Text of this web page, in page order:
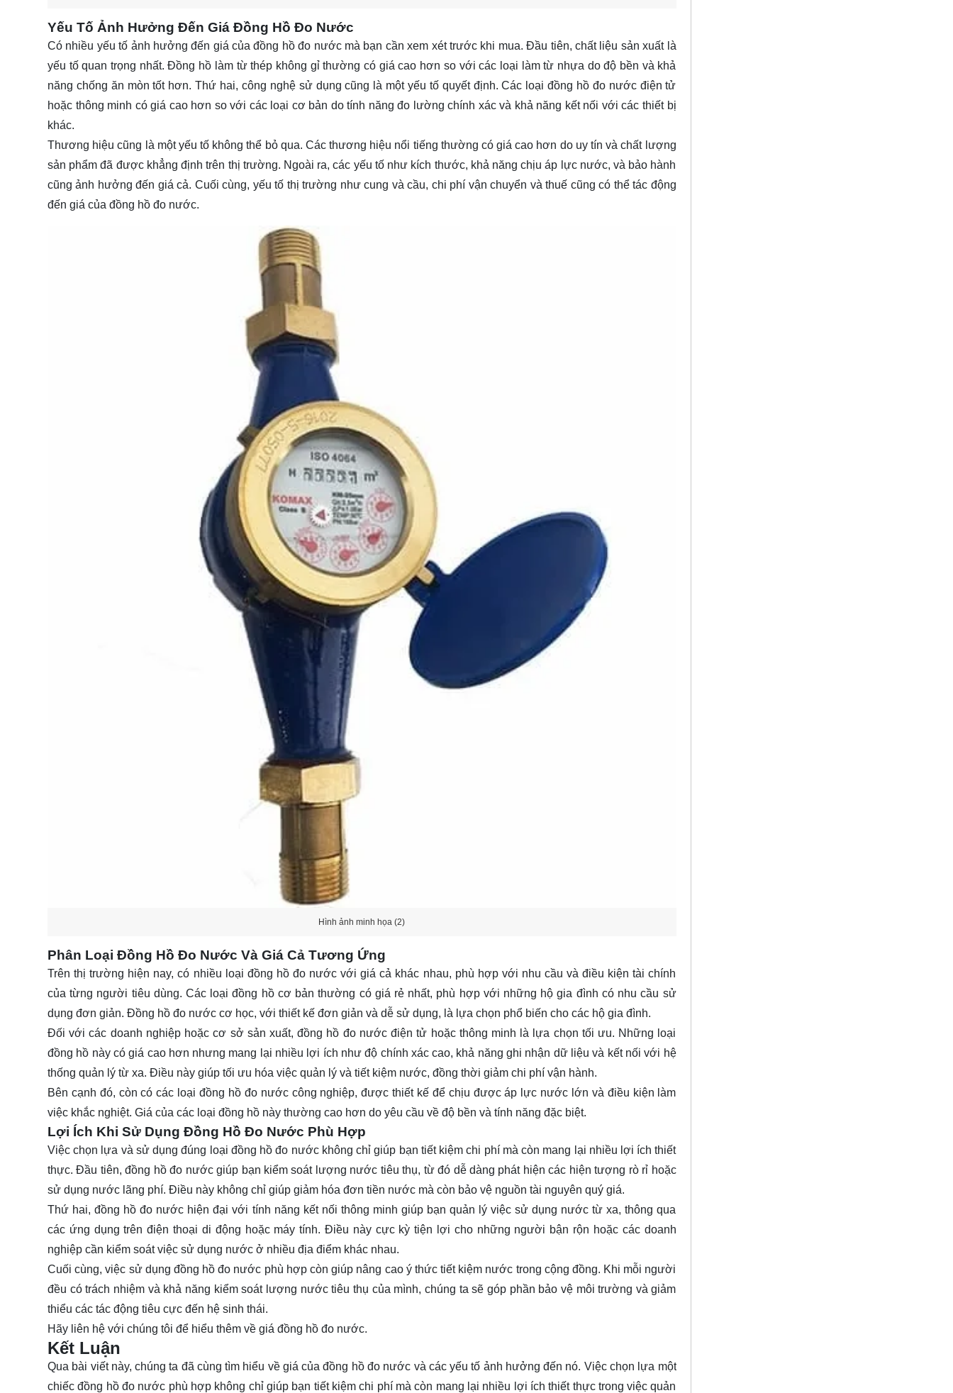
Yếu Tố Ảnh Hưởng Đến Giá Đồng Hồ Đo Nước
Có nhiều yếu tố ảnh hưởng đến giá của đồng hồ đo nước mà bạn cần xem xét trước khi mua. Đầu tiên, chất liệu sản xuất là
yếu tố quan trọng nhất. Đồng hồ làm từ thép không gỉ thường có giá cao hơn so với các loại làm từ nhựa do độ bền và khả
năng chống ăn mòn tốt hơn. Thứ hai, công nghệ sử dụng cũng là một yếu tố quyết định. Các loại đồng hồ đo nước điện tử
hoặc thông minh có giá cao hơn so với các loại cơ bản do tính năng đo lường chính xác và khả năng kết nối với các thiết bị
khác.
Thương hiệu cũng là một yếu tố không thể bỏ qua. Các thương hiệu nổi tiếng thường có giá cao hơn do uy tín và chất lượng
sản phẩm đã được khẳng định trên thị trường. Ngoài ra, các yếu tố như kích thước, khả năng chịu áp lực nước, và bảo hành
cũng ảnh hưởng đến giá cả. Cuối cùng, yếu tố thị trường như cung và cầu, chi phí vận chuyển và thuế cũng có thể tác động
đến giá của đồng hồ đo nước.
Hình ảnh minh họa (2)
Phân Loại Đồng Hồ Đo Nước Và Giá Cả Tương Ứng
Trên thị trường hiện nay, có nhiều loại đồng hồ đo nước với giá cả khác nhau, phù hợp với nhu cầu và điều kiện tài chính
của từng người tiêu dùng. Các loại đồng hồ cơ bản thường có giá rẻ nhất, phù hợp với những hộ gia đình có nhu cầu sử
dụng đơn giản. Đồng hồ đo nước cơ học, với thiết kế đơn giản và dễ sử dụng, là lựa chọn phổ biến cho các hộ gia đình.
Đối với các doanh nghiệp hoặc cơ sở sản xuất, đồng hồ đo nước điện tử hoặc thông minh là lựa chọn tối ưu. Những loại
đồng hồ này có giá cao hơn nhưng mang lại nhiều lợi ích như độ chính xác cao, khả năng ghi nhận dữ liệu và kết nối với hệ
thống quản lý từ xa. Điều này giúp tối ưu hóa việc quản lý và tiết kiệm nước, đồng thời giảm chi phí vận hành.
Bên cạnh đó, còn có các loại đồng hồ đo nước công nghiệp, được thiết kế để chịu được áp lực nước lớn và điều kiện làm
việc khắc nghiệt. Giá của các loại đồng hồ này thường cao hơn do yêu cầu về độ bền và tính năng đặc biệt.
Lợi Ích Khi Sử Dụng Đồng Hồ Đo Nước Phù Hợp
Việc chọn lựa và sử dụng đúng loại đồng hồ đo nước không chỉ giúp bạn tiết kiệm chi phí mà còn mang lại nhiều lợi ích thiết
thực. Đầu tiên, đồng hồ đo nước giúp bạn kiểm soát lượng nước tiêu thụ, từ đó dễ dàng phát hiện các hiện tượng rò rỉ hoặc
sử dụng nước lãng phí. Điều này không chỉ giúp giảm hóa đơn tiền nước mà còn bảo vệ nguồn tài nguyên quý giá.
Thứ hai, đồng hồ đo nước hiện đại với tính năng kết nối thông minh giúp bạn quản lý việc sử dụng nước từ xa, thông qua
các ứng dụng trên điện thoại di động hoặc máy tính. Điều này cực kỳ tiện lợi cho những người bận rộn hoặc các doanh
nghiệp cần kiểm soát việc sử dụng nước ở nhiều địa điểm khác nhau.
Cuối cùng, việc sử dụng đồng hồ đo nước phù hợp còn giúp nâng cao ý thức tiết kiệm nước trong cộng đồng. Khi mỗi người
đều có trách nhiệm và khả năng kiểm soát lượng nước tiêu thụ của mình, chúng ta sẽ góp phần bảo vệ môi trường và giảm
thiểu các tác động tiêu cực đến hệ sinh thái.
Hãy liên hệ với chúng tôi để hiểu thêm về giá đồng hồ đo nước.
Kết Luận
Qua bài viết này, chúng ta đã cùng tìm hiểu về giá của đồng hồ đo nước và các yếu tố ảnh hưởng đến nó. Việc chọn lựa một
chiếc đồng hồ đo nước phù hợp không chỉ giúp bạn tiết kiệm chi phí mà còn mang lại nhiều lợi ích thiết thực trong việc quản